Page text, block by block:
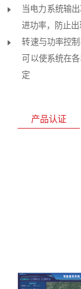
当电力系统输
进功率，防止
转速与功率控
可以使系统在
定
产品认证